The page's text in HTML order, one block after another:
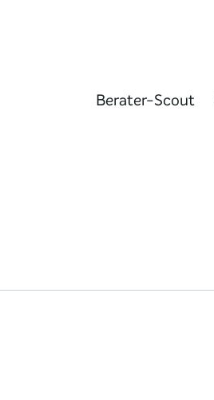
Berater-Scout